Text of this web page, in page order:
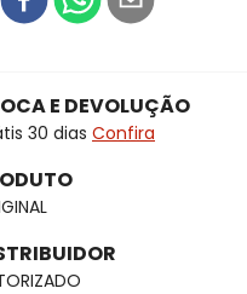
E DEVOLUÇÃO
30 dias Confira